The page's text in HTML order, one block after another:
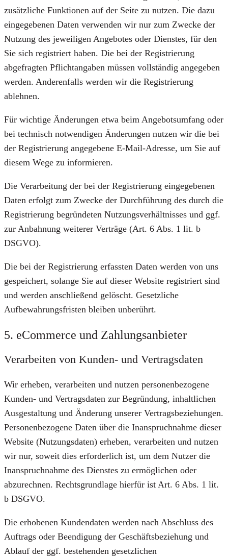
zusätzliche Funktionen auf der Seite zu nutzen. Die dazu
eingegebenen Daten verwenden wir nur zum Zwecke der
Nutzung des jeweiligen Angebotes oder Dienstes, für den
Sie sich registriert haben. Die bei der Registrierung
abgefragten Pflichtangaben müssen vollständig angegeben
werden. Anderenfalls werden wir die Registrierung
ablehnen.
Für wichtige Änderungen etwa beim Angebotsumfang oder
bei technisch notwendigen Änderungen nutzen wir die bei
der Registrierung angegebene E-Mail-Adresse, um Sie auf
diesem Wege zu informieren.
Die Verarbeitung der bei der Registrierung eingegebenen
Daten erfolgt zum Zwecke der Durchführung des durch die
Registrierung begründeten Nutzungsverhältnisses und ggf.
zur Anbahnung weiterer Verträge (Art. 6 Abs. 1 lit. b
DSGVO).
Die bei der Registrierung erfassten Daten werden von uns
gespeichert, solange Sie auf dieser Website registriert sind
und werden anschließend gelöscht. Gesetzliche
Aufbewahrungsfristen bleiben unberührt.
5. eCommerce und Zahlungs­anbieter
Verarbeiten von Kunden- und Vertragsdaten
Wir erheben, verarbeiten und nutzen personenbezogene
Kunden- und Vertragsdaten zur Begründung, inhaltlichen
Ausgestaltung und Änderung unserer Vertragsbeziehungen.
Personenbezogene Daten über die Inanspruchnahme dieser
Website (Nutzungsdaten) erheben, verarbeiten und nutzen
wir nur, soweit dies erforderlich ist, um dem Nutzer die
Inanspruchnahme des Dienstes zu ermöglichen oder
abzurechnen. Rechtsgrundlage hierfür ist Art. 6 Abs. 1 lit.
b DSGVO.
Die erhobenen Kundendaten werden nach Abschluss des
Auftrags oder Beendigung der Geschäftsbeziehung und
Ablauf der ggf. bestehenden gesetzlichen